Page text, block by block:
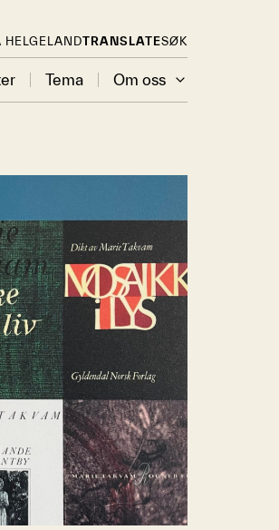
Tema Om oss
HELGELANDTRANSLATESØK